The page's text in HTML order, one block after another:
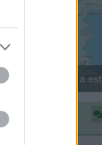
il piccolo sentiero